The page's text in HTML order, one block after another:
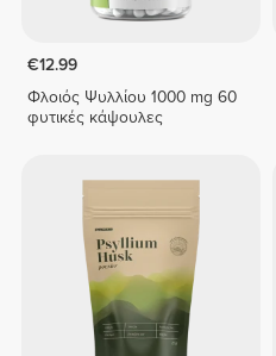
€12.99
Φλοιός Ψυλλίου 1000 mg 60
φυτικές κάψουλες